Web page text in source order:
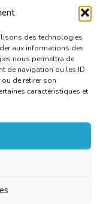
des technologies
aux informations des
nous permettra de
de navigation ou les ID
de retirer son
caractéristiques et